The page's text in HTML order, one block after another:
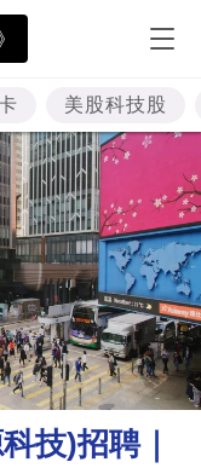
美股科技股
技)招聘｜